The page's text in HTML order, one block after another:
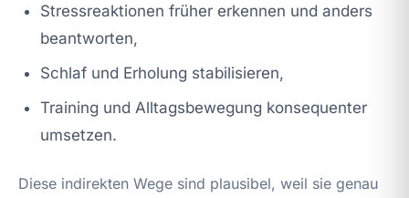
Stressreaktionen früher erkennen und anders
beantworten,
Schlaf und Erholung stabilisieren,
Training und Alltagsbewegung konsequenter
umsetzen.
Diese indirekten Wege sind plausibel, weil sie genau